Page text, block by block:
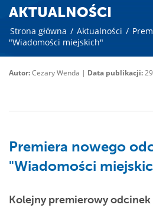
AKTUALNOŚCI
Strona główna / Aktualności /
"Wiadomości miejskich"
Autor:Cezary Wenda | Data publikacji:
Premiera nowego
"Wiadomości
Kolejny premierowy